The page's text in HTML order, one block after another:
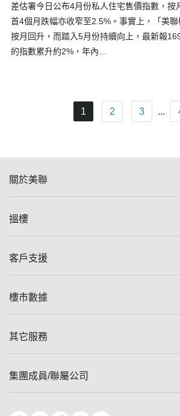
差估署今日公布4月份私人住宅售價指數，按
首4個月跌幅亦收窄至2.5%。事實上，「美
按月回升，而踏入5月份持續向上，最新報
的指數累升約2%，年內…
1 2 3 ...
關於美聯
美聯集團
人才招募
搵樓
一手新盤
減價
美聯豪宅
獨家樓盤
租盤
客戶支援
自助放盤
查詢熱線
按揭計算機
負擔能力計算機
轉按計算機
樓市數據
樓價指數
歷史成交
其它服務
屋苑專頁
集團成員/聯屬公司
美聯物業